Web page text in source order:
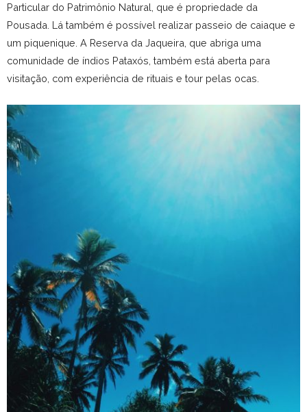
Particular do Patrimônio Natural, que é propriedade da
Pousada. Lá também é possível realizar passeio de caiaque e
um piquenique. A Reserva da Jaqueira, que abriga uma
comunidade de índios Pataxós, também está aberta para
visitação, com experiência de rituais e tour pelas ocas.